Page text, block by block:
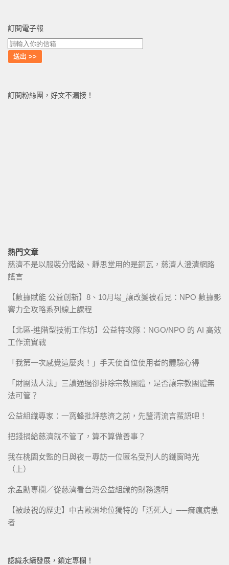
訂閱電子報
訂閱粉絲團，好文不漏接！
熱門文章
慈濟不是以服裝分階級、靜思堂用的是銅瓦，慈濟人澄清網路
謠言
【數據賦能 公益創新】8、10月場_讓改變被看見：NPO 數據影
響力全攻略系列線上課程
【北區-進階型技術工作坊】公益特攻隊：NGO/NPO 的 AI 高效
工作流實戰
「我第一次感覺這麼爽！」手天使首位使用者的體驗心得
「財團法人法」三讀通過卻排除宗教團體，是否讓宗教團體無
法可管？
公益組織專家：一窩蜂批評慈濟之前，先釐清流言蜚語吧！
把錢捐給慈濟就不管了，算不算做善事？
我在桃園女監的日與夜－專訪一位匿名受刑人的鐵窗時光
（上）
余孟勳專欄／從慈濟看台灣公益組織的財務透明
【被歧視的歷史】中古歐洲地位獨特的「活死人」──痲瘋病患
者
認識永續發展，鎖定專欄！